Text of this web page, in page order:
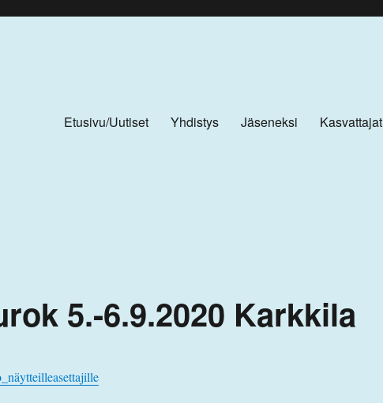
Etusivu/Uutiset Yhdistys Jäseneksi Kasvattajat
5.-6.9.2020 Karkkila